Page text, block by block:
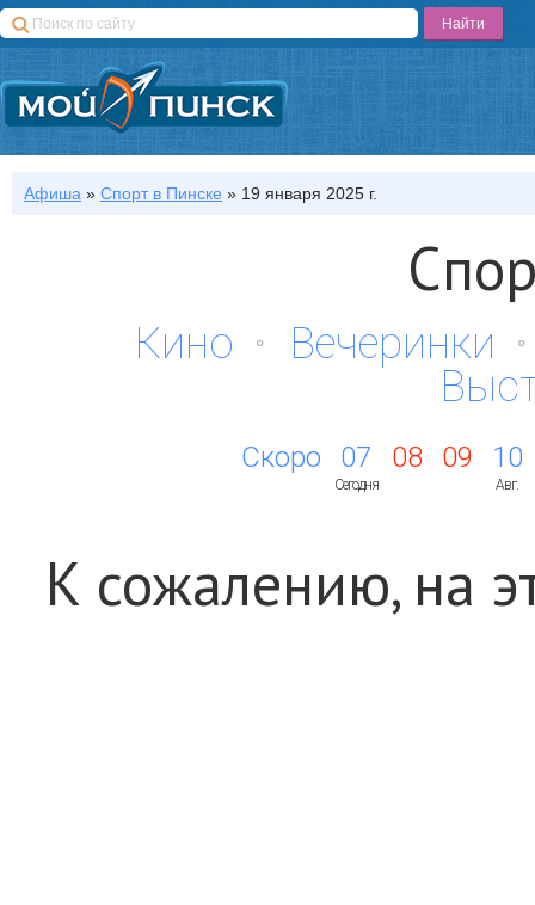
Афиша » Спортв Пинске » 19 января 2025 г.
Кино
Вечеринки
Скоро 07
Сегодня
08 09 10
Авг.
К сожалению, на